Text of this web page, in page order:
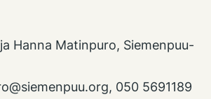
Hanna Matinpuro, Siemenpuu-
, 050 5691189